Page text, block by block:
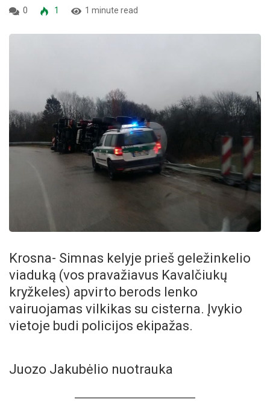
0 1 1 minute read
Krosna- Simnas kelyje prieš geležinkelio
viaduką (vos pravažiavus Kavalčiukų
kryžkeles) apvirto berods lenko
vairuojamas vilkikas su cisterna. Įvykio
vietoje budi policijos ekipažas.
Juozo Jakubėlio nuotrauka